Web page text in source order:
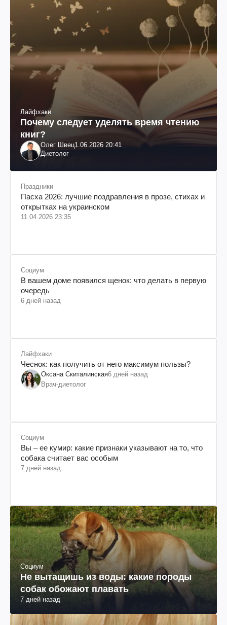
Лайфхаки
Почему следует уделять время чтению
книг?
Олег Швец1.06.2026 20:41
Диетолог
Праздники
Пасха 2026: лучшие поздравления в прозе, стихах и
открытках на украинском
11.04.2026 23:35
Социум
В вашем доме появился щенок: что делать в первую
очередь
6 дней назад
Лайфхаки
Чеснок: как получить от него максимум пользы?
Оксана Скиталинская6 дней назад
Врач-диетолог
Социум
Вы – ее кумир: какие признаки указывают на то, что
собака считает вас особым
7 дней назад
Социум
Не вытащишь из воды: какие породы
собак обожают плавать
7 дней назад